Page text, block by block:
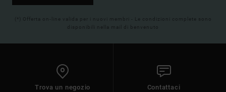
(*) Offerta on-line valida per i nuovi membri - Le condizioni complete sono
disponibili nella mail di benvenuto
Trova un negozio Contattaci